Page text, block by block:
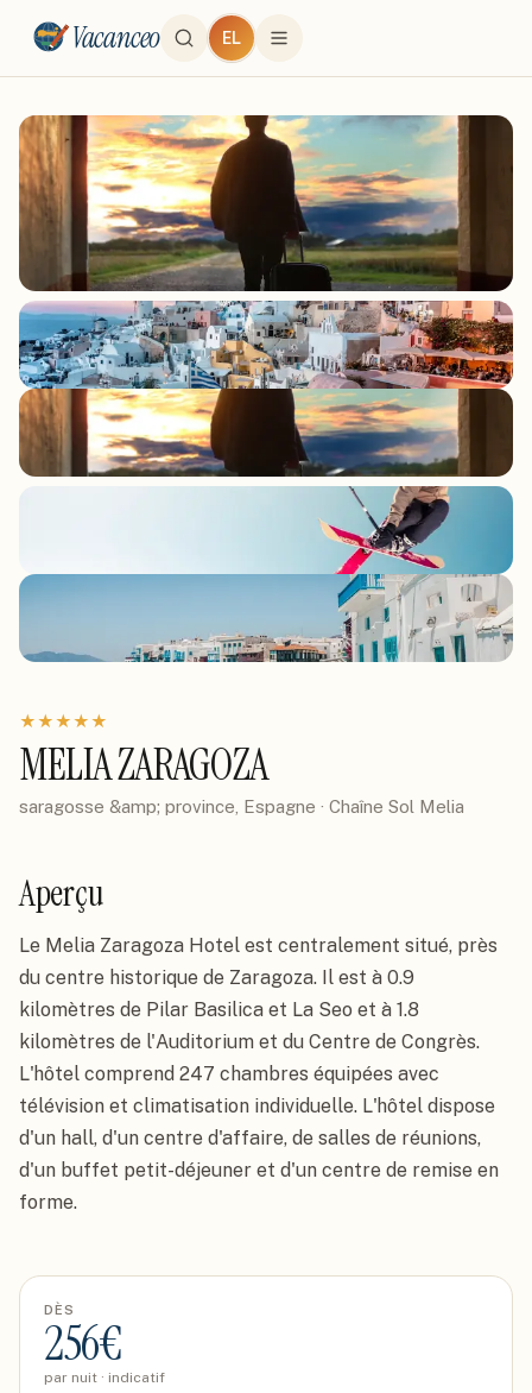
Vacanceo EL
★★★★★
MELIA ZARAGOZA
saragosse &amp; province, Espagne · Chaîne Sol Melia
Aperçu
Le Melia Zaragoza Hotel est centralement situé, près
du centre historique de Zaragoza. Il est à 0.9
kilomètres de Pilar Basilica et La Seo et à 1.8
kilomètres de l'Auditorium et du Centre de Congrès.
L'hôtel comprend 247 chambres équipées avec
télévision et climatisation individuelle. L'hôtel dispose
d'un hall, d'un centre d'affaire, de salles de réunions,
d'un buffet petit-déjeuner et d'un centre de remise en
forme.
DÈS
256€
par nuit · indicatif